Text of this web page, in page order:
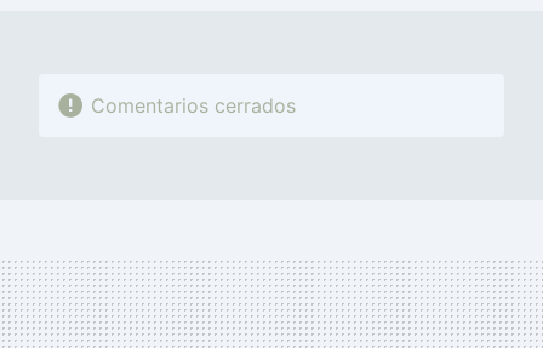
Comentarios cerrados